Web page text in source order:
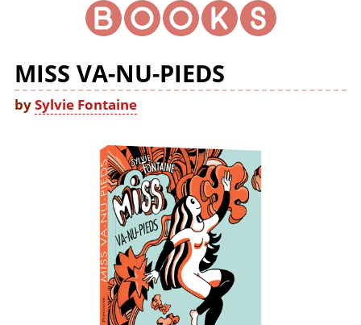
MISS VA-NU-PIEDS
bySylvie Fontaine